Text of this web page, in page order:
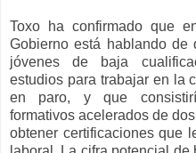
Toxo ha confirmado que
Gobierno está hablando
jóvenes de baja
estudios para trabajar en la
en paro, y que
formativos acelerados de
obtener certificaciones que